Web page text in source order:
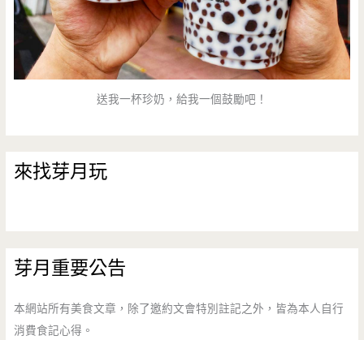
送我一杯珍奶，給我一個鼓勵吧！
來找芽月玩
芽月重要公告
本網站所有美食文章，除了邀約文會特別註記之外，皆為本人自行
消費食記心得。